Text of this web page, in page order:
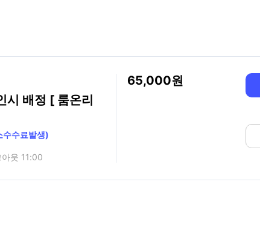
시 배정 [ 룸온리
수수료발생)
웃 11:00
65,000